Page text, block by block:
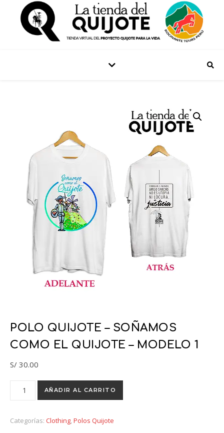
POLO QUIJOTE – SOÑAMOS
COMO EL QUIJOTE – MODELO 1
S/ 30.00
POLO QUIJOTE - Soñamos como el Quijote - Modelo 1
AÑADIR AL CARRITO
Categorías: Clothing,Polos Quijote